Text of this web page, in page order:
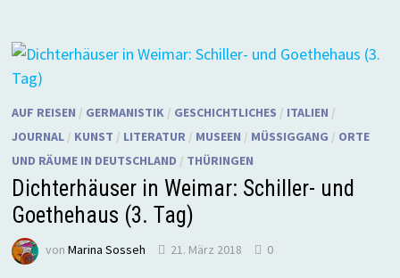
AUF REISEN / GERMANISTIK/ GESCHICHTLICHES / ITALIEN /
JOURNAL/ KUNST / LITERATUR / MUSEEN / MÜSSIGGANG / ORTE
UND RÄUME IN DEUTSCHLAND / THÜRINGEN
Dichterhäuser in Weimar: Schiller- und
Goethehaus (3. Tag)
von Marina Sosseh 21. März 2018 0